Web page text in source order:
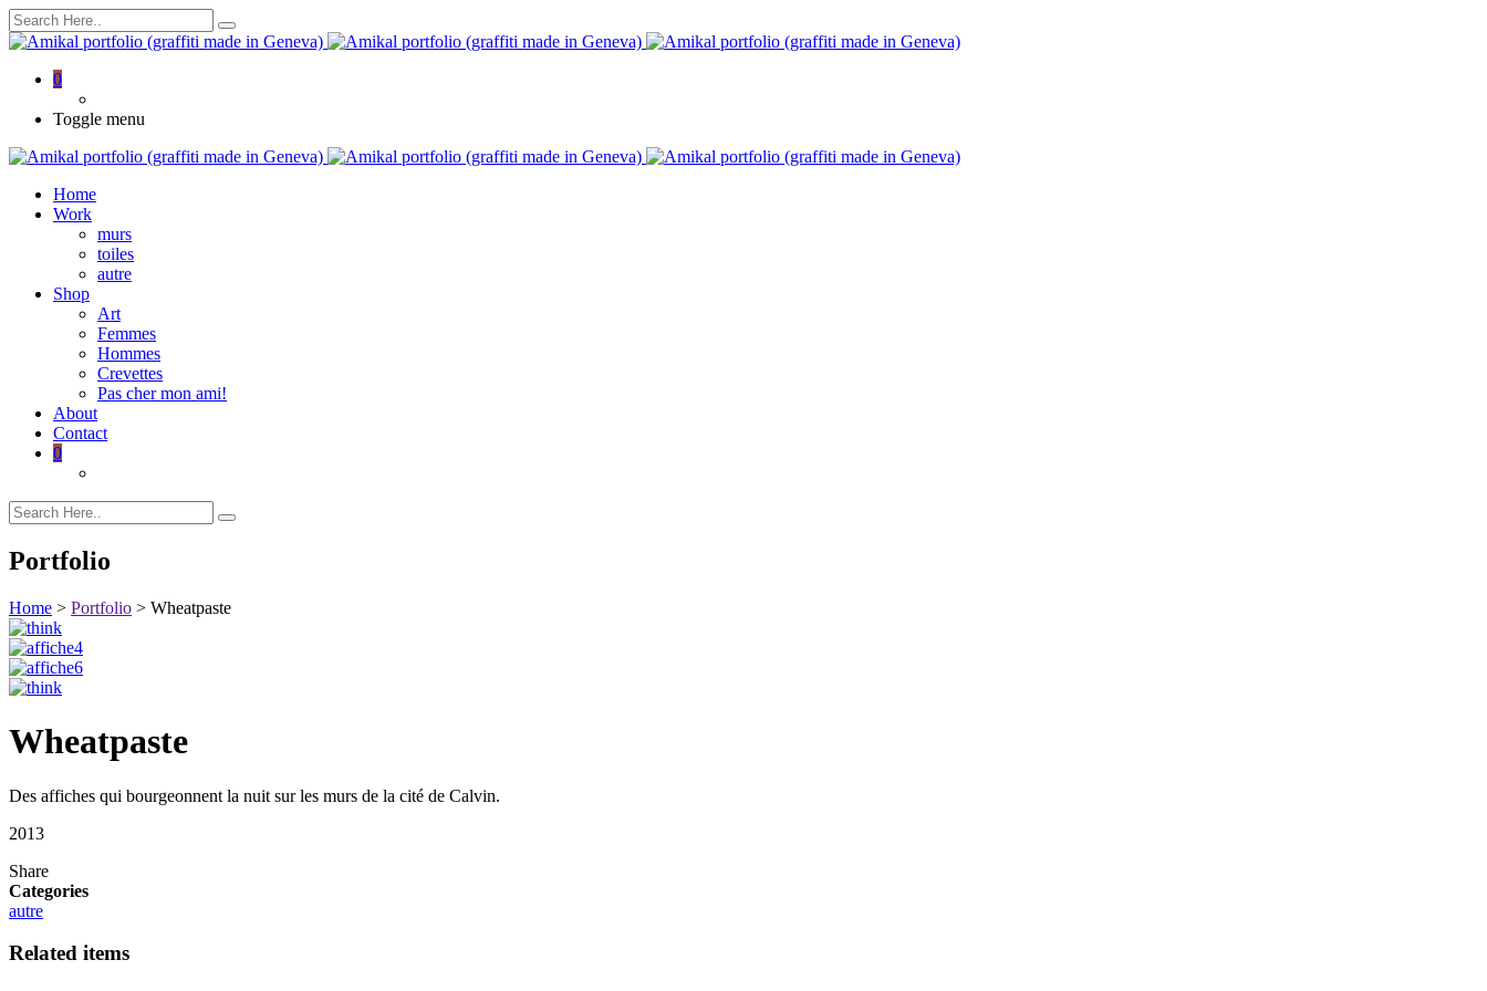
0
Toggle menu
Home
Work
murs
toiles
autre
Shop
Art
Femmes
Hommes
Crevettes
Pas cher mon ami!
About
Contact
0
Portfolio
Home > Portfolio > Wheatpaste
Wheatpaste
Des affiches qui bourgeonnent la nuit sur les murs de la cité de Calvin.
2013
Share
Categories
autre
Related items